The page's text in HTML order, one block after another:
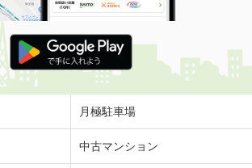
月極駐車場
中古マンション